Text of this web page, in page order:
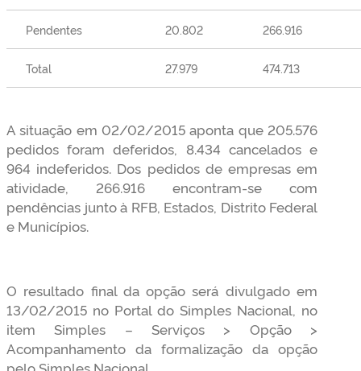
Pendentes 20.802 266.916
Total 27.979 474.713
A situação em 02/02/2015 aponta que 205.576
pedidos foram deferidos, 8.434 cancelados e
964 indeferidos. Dos pedidos de empresas em
atividade, 266.916 encontram-se com
pendências junto à RFB, Estados, Distrito Federal
e Municípios.
O resultado final da opção será divulgado em
13/02/2015 no Portal do Simples Nacional, no
item Simples – Serviços > Opção >
Acompanhamento da formalização da opção